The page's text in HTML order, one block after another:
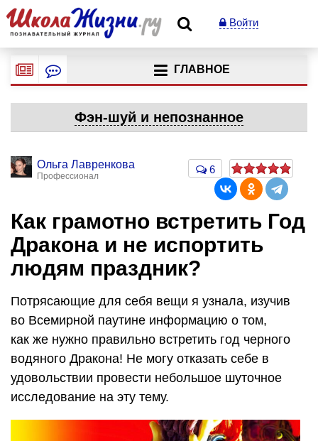
Войти
ГЛАВНОЕ
Фэн-шуй и непознанное
Ольга Лавренкова
Профессионал
6
Как грамотно встретить Год
Дракона и не испортить
людям праздник?
Потрясающие для себя вещи я узнала, изучив
во Всемирной паутине информацию о том,
как же нужно правильно встретить год черного
водяного Дракона! Не могу отказать себе в
удовольствии провести небольшое шуточное
исследование на эту тему.